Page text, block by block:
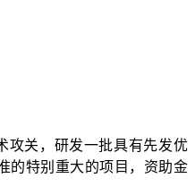
攻关，研发一批具有先发优
的特别重大的项目，资助金